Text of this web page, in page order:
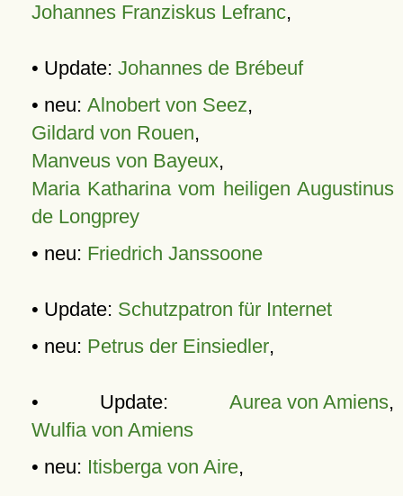
Johannes Franziskus Lefranc,
• Update: Johannes de Brébeuf
• neu: Alnobert von Seez,
Gildard von Rouen,
Manveus von Bayeux,
Maria Katharina vom heiligen Augustinus
de Longprey
• neu: Friedrich Janssoone
• Update: Schutzpatron für Internet
• neu: Petrus der Einsiedler,
• Update: Aurea von Amiens,
Wulfia von Amiens
• neu: Itisberga von Aire,